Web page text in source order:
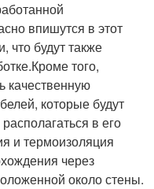
впишутся в этот
что будут также
того,
качественную
которые будут
в его
и термоизоляция
через
около стены.